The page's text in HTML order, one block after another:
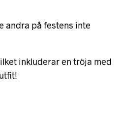
andra på festens inte
inkluderar en tröja med